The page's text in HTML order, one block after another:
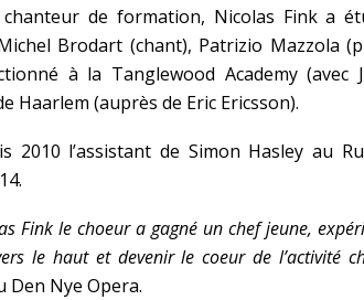
de formation, Nicolas Fink a
Brodart (chant), Patrizio Mazzola
à la Tanglewood Academy
Haarlem (auprès de Eric Ericsson).
2010 l’assistant de Simon Hasley au
Fink le choeur a gagné un chef jeune,
le haut et devenir le coeur de l’activité
Den Nye Opera.